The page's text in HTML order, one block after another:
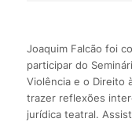
Joaquim Falcão foi
participar do
Violência e o Direito
trazer reflexões
jurídica teatral.